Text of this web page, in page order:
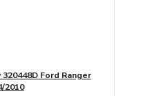
Ford Ranger
2010